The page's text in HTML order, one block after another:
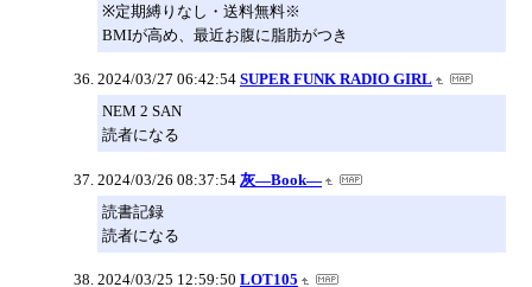
※定期縛りなし・送料無料※
BMIが高め、最近お腹に脂肪がつき
2024/03/27 06:42:54 SUPER FUNK RADIO GIRL
NEM 2 SAN
読者になる
2024/03/26 08:37:54 灰―Book―
読書記録
読者になる
2024/03/25 12:59:50 LOT105